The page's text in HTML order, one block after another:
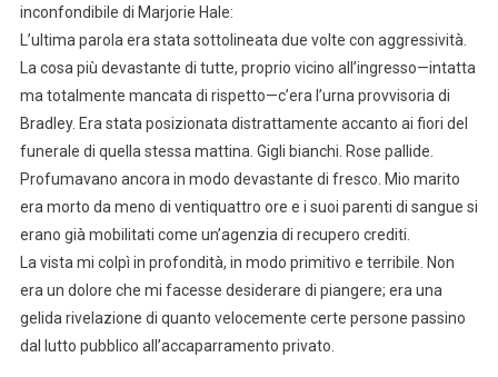
inconfondibile di Marjorie Hale:
L’ultima parola era stata sottolineata due volte con aggressività.
La cosa più devastante di tutte, proprio vicino all’ingresso—intatta
ma totalmente mancata di rispetto—c’era l’urna provvisoria di
Bradley. Era stata posizionata distrattamente accanto ai fiori del
funerale di quella stessa mattina. Gigli bianchi. Rose pallide.
Profumavano ancora in modo devastante di fresco. Mio marito
era morto da meno di ventiquattro ore e i suoi parenti di sangue si
erano già mobilitati come un’agenzia di recupero crediti.
La vista mi colpì in profondità, in modo primitivo e terribile. Non
era un dolore che mi facesse desiderare di piangere; era una
gelida rivelazione di quanto velocemente certe persone passino
dal lutto pubblico all’accaparramento privato.